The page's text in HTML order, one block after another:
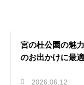
宮の杜公園の魅
のお出かけに最
2026.06.12